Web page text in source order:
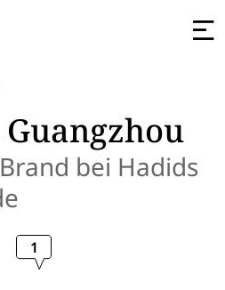
bei Hadids
1